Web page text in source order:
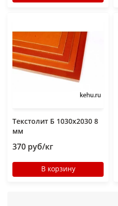
Текстолит Б 1030х2030 8
мм
370 руб/кг
В корзину